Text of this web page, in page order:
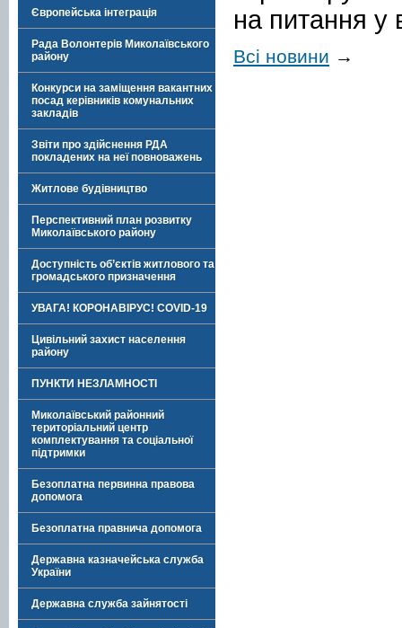
Європейська інтеграція
Рада Волонтерів Миколаївського
району
Конкурси на заміщення вакантних
посад керівників комунальних
закладів
Звіти про здійснення РДА
покладених на неї повноважень
Житлове будівництво
Перспективний план розвитку
Миколаївського району
Доступність об’єктів житлового та
громадського призначення
УВАГА! КОРОНАВІРУС! COVID-19
Цивільний захист населення
району
ПУНКТИ НЕЗЛАМНОСТІ
Миколаївський районний
територіальний центр
комплектування та соціальної
підтримки
Безоплатна первинна правова
допомога
Безоплатна правнича допомога
Державна казначейська служба
України
Державна служба зайнятості
на питання у
Всі новини →